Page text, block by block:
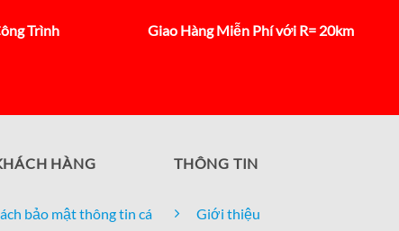
Trình Giao Hàng Miễn Phí với R= 20km
HÀNG
bảo mật thông tin cá
THÔNG TIN
Giới thiệu